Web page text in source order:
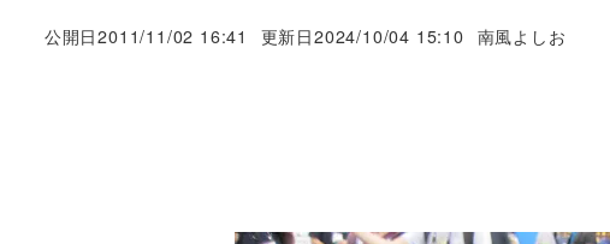
公開日2011/11/02 16:41 更新日2024/10/04 15:10 著
南風よしお